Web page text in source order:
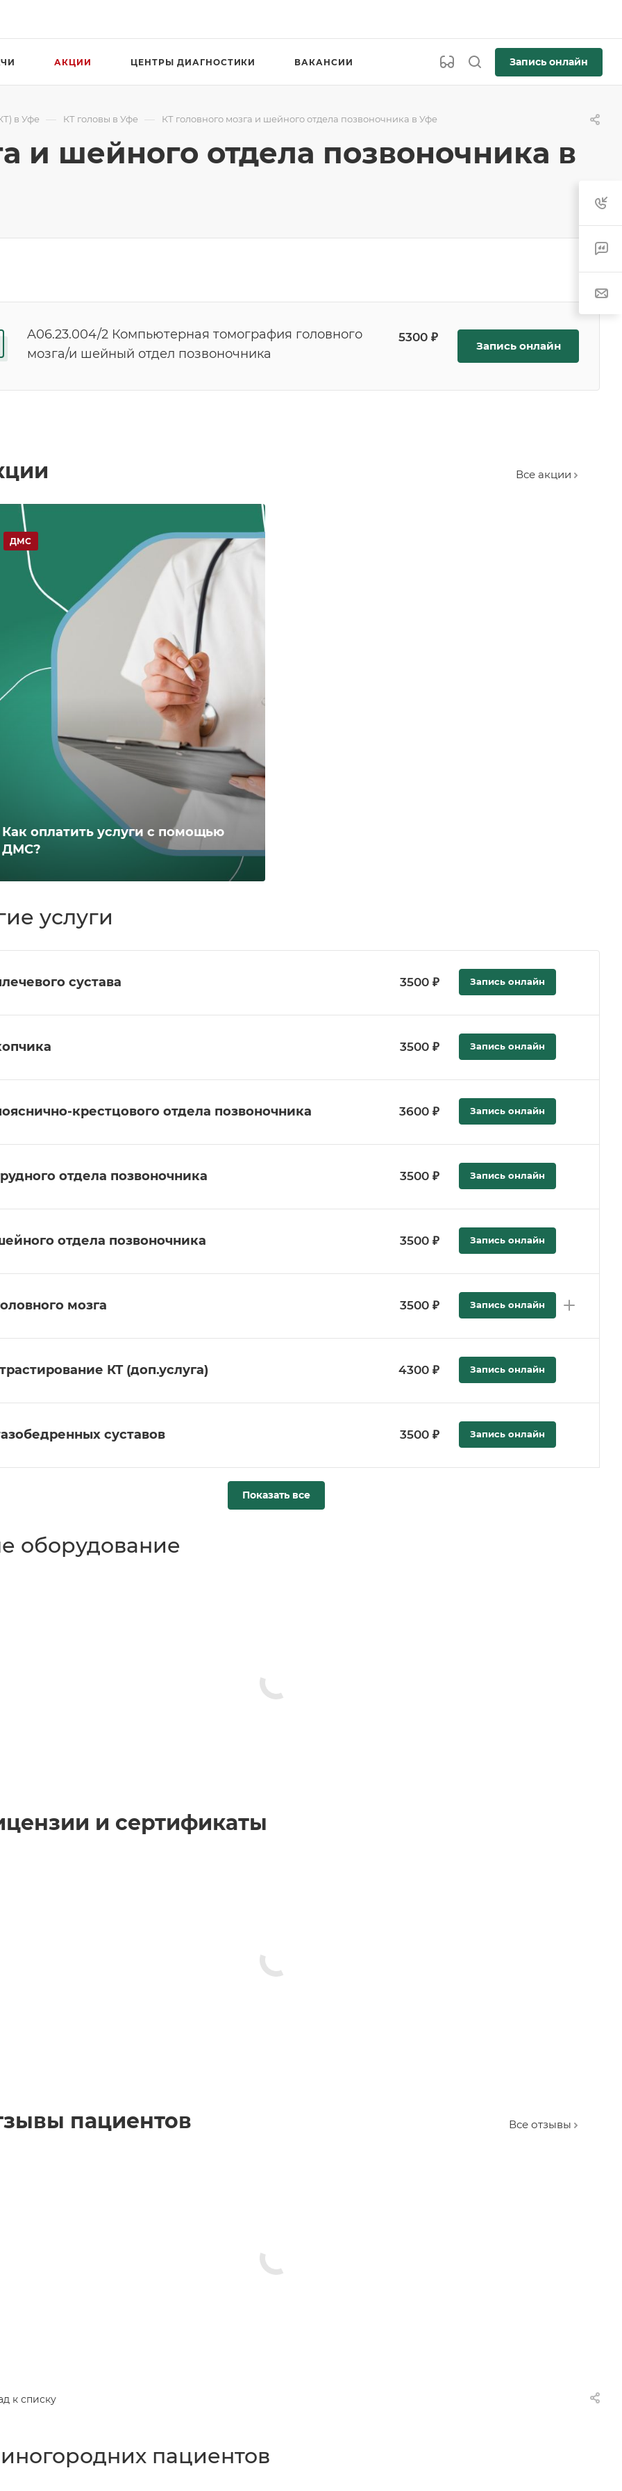
АКЦИИ ЦЕНТРЫ ДИАГНОСТИКИ ВАКАНСИИ Запись онлайн
в Уфе — КТ головы в Уфе — КТ головного мозга и шейного отдела позвоночника в Уфе
и шейного отдела позвоночника в
A06.23.004/2 Компьютерная томография головного
мозга/и шейный отдел позвоночника
5300 ₽
Запись онлайн
Все акции
Как оплатить услуги с помощью
ДМС?
ДМС
услуги
сустава 3500 ₽ Запись онлайн
3500 ₽ Запись онлайн
крестцового отдела позвоночника 3600 ₽ Запись онлайн
отдела позвоночника 3500 ₽ Запись онлайн
отдела позвоночника 3500 ₽ Запись онлайн
мозга 3500 ₽ Запись онлайн
КТ (доп.услуга) 4300 ₽ Запись онлайн
суставов 3500 ₽ Запись онлайн
Показать все
оборудование
и сертификаты
пациентов Все отзывы
к списку
пациентов